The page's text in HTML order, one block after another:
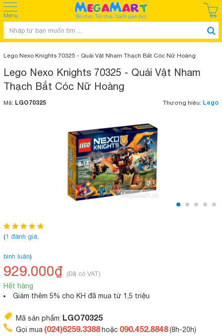
Menu
Lego Nexo Knights 70325 - Quái Vật Nham Thạch Bắt Cóc Nữ Hoàng
Lego Nexo Knights 70325 - Quái Vật Nham
Thạch Bắt Cóc Nữ Hoàng
Mã: LGO70325 Thương hiệu: Lego
(1 đánh giá,
bình luận)
929.000₫ (Đã có VAT)
Hết hàng
Giảm thêm 5% cho KH đã mua từ 1,5 triệu
Mã sản phẩm: LGO70325
Gọi mua (024)6259.3388 hoặc 090.452.8848(8h-20h)